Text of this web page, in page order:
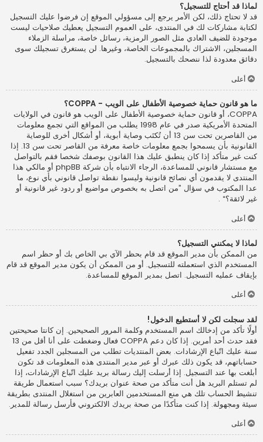
لماذا قد أحتاج للتسجيل؟
قد لا تحتاج ذلك، لكن الأمر يرجع إلى مسؤولي الموقع إن فرضوا عليك التسجيل
لكتابة مشاركات لك في المنتدى، على العموم التسجيل يعطيك صلاحيات ليست
موجودة للضيف العادي مثل الصور الرمزية، رسائل خاصة، مراسلة الزملاء
المسجلين، الاشتراك بالمجموعات الخاصة، وغيرها. لن يستغرق تسجيلك سوى
دقائق معدودة لذا ننصحك بالتسجيل.
أعلى
ما هو قانون حماية خصوصية الأطفال على الويب - COPPA؟
COPPA، أو قانون حماية خصوصية الأطفال على الويب هو قانون في الولايات
المتحدة الأمريكية صدر في عام 1998 يطلب من المواقع التي تجمع معلومات
من القاصرين تحت سن 13 أن تُكتَب وصاية أبوية، أو أشكال أخرى للوصاية
القانونية بأن يسمحوا بجمع معلومات خاصة معرفة من القاصر تحت سن 13. إذا
كنت غير متأكد إذا كان ينطبق عليك هذا القانون بوصفك شخصا فقم بالتواصل
مع مستشار قانوني للمساعدة، الرجاء الانتباه بأن شركة phpBB أو مالكي هذا
المنتدى لا يقدمون أي نصائح قانونية وليسوا نقطة تواصل قانوني بأي نوع، ما
عدا المكتوب في سؤال ”من اتصل به بخصوص مواضيع أو ردود غير قانونية أو
غير لائقة؟“ .
أعلى
لماذا لا يمكنني التسجيل؟
من الممكن بأن مدير الموقع قد قام بحظر الآي بي الخاص بك أو حظر اسم
المستخدم الذي استعملته للتسجيل. أو من الممكن أن يكون مدير الموقع قد قام
بإيقاف عمليه التسجيل. اتصل بمدير الموقع للمساعدة.
أعلى
لقد سجلت لكن لا أستطيع الدخول!
أولًا تأكد من إدخالك اسم المستخدم وكلمة المرور الصحيحين. إن كانتا صحيحتين
فقد حدث أحد أمرين. إذا كان دعم COPPA فعال وضغطت على أنا أقل من 13
سنة عليك اتّباع الإرشادات. بعض المنتديات تطلب من المسجلين الجدد تفعيل
حساباتهم، قد يكون ذلك عبرك أو عبر مدير المنتدى هذه المعلومات قد تكون
أبلغت بها عند التسجيل. إذا أرسلت إليك رسالة بريد عليك اتّباع الإرشادات، إذا
لم تستلم البريد هل أنت متأكد من صحة عنوان بريدك؟ سبب استعمال طريقة
تنشيط الحساب تلك هي منع المستخدمين العابرين من استغلال المنتدى بطريقة
سيئة ومجهولة. إذا كنت متأكدًا من صحة بريدك الالكتروني فأرسل رسالة للمدير.
أعلى